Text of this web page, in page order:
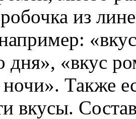
из
дня», «вкус
ночи». Также
вкусы.